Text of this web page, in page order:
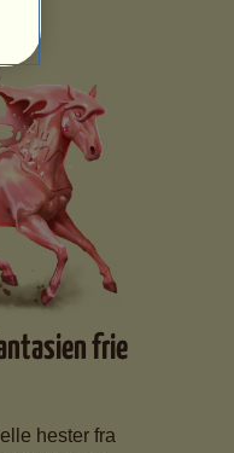
frie
hester fra